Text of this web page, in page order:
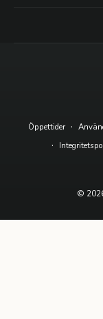
©
Öppettider